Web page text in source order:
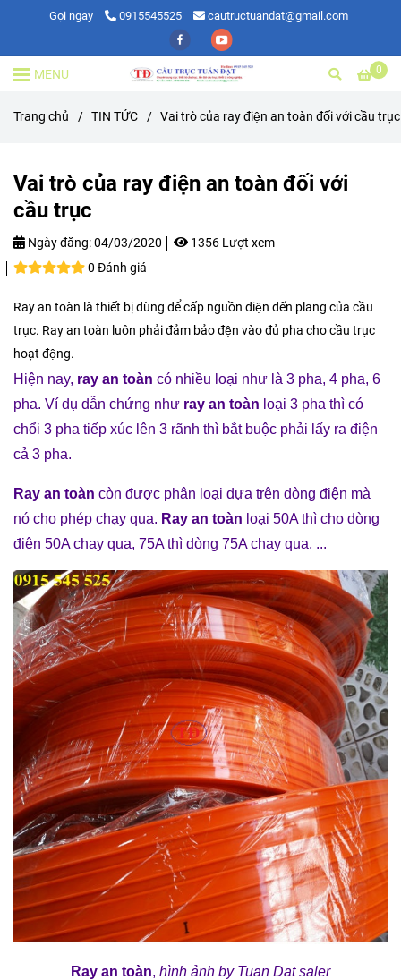
Gọi ngay 0915545525 cautructuandat@gmail.com
0
MENU
Trang chủ / TIN TỨC / Vai trò của ray điện an toàn đối với cầu trục
Vai trò của ray điện an toàn đối với
cầu trục
Ngày đăng:04/03/2020
1356 Lượt xem
0 Đánh giá
Ray an toàn là thiết bị dùng để cấp nguồn điện đến plang của cầu
trục. Ray an toàn luôn phải đảm bảo đện vào đủ pha cho cầu trục
hoạt động.
Hiện nay, ray an toàn có nhiều loại như là 3 pha, 4 pha, 6
pha. Ví dụ dẫn chứng như ray an toàn loại 3 pha thì có
chổi 3 pha tiếp xúc lên 3 rãnh thì bắt buộc phải lấy ra điện
cả 3 pha.
Ray an toàn còn được phân loại dựa trên dòng điện mà
nó cho phép chạy qua. Ray an toàn loại 50A thì cho dòng
điện 50A chạy qua, 75A thì dòng 75A chạy qua, ...
Ray an toàn, hình ảnh by Tuan Dat saler